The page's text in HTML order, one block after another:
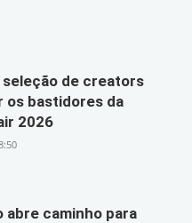
seleção de creators
os bastidores da
2026
abre caminho para